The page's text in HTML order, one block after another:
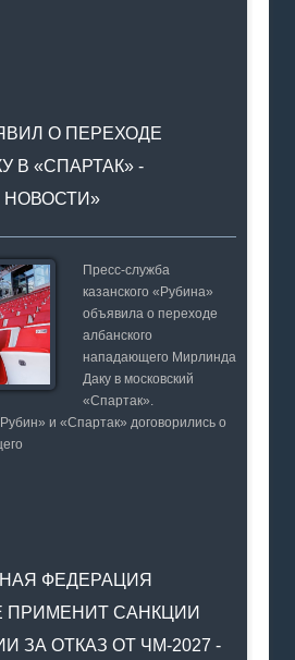
О ПЕРЕХОДЕ
В «СПАРТАК» -
Пресс-служба
казанского «Рубина»
объявила о переходе
албанского
нападающего Мирлинда
Даку в московский
«Спартак».
и «Спартак» договорились о
ФЕДЕРАЦИЯ
ПРИМЕНИТ САНКЦИИ
ЗА ОТКАЗ ОТ ЧМ-2027 -